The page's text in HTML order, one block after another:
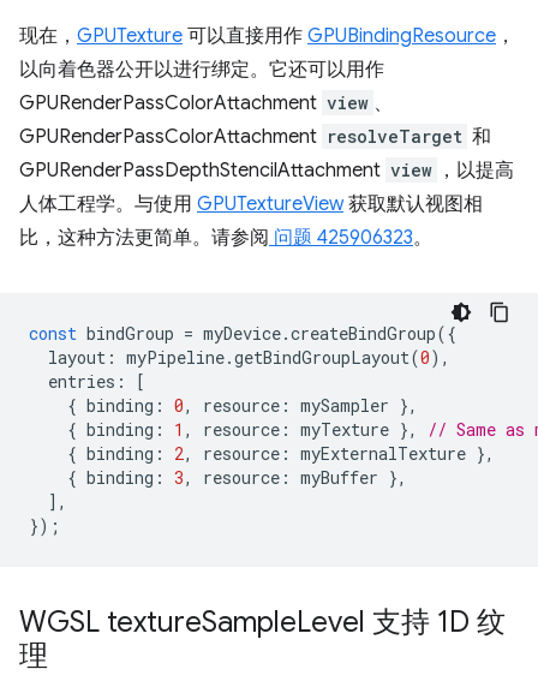
现在， GPUTexture 可以直接用作 GPUBindingResource ，
以向着色器公开以进行绑定。它还可以用作
GPURenderPassColorAttachment view 、
GPURenderPassColorAttachment resolveTarget 和
GPURenderPassDepthStencilAttachment view ，以提高
人体工程学。与使用 GPUTextureView获取默认视图相
比，这种方法更简单。请参阅 问题 425906323。
const bindGroup = myDevice.createBindGroup({
layout : myPipeline.getBindGroupLayout(0),
entries :
[
{ binding : 0, resource : mySampler },
{ binding : 1 , resource : myTexture },
// Same as
{ binding : 2, resource : myExternalTexture },
{ binding : 3, resource : myBuffer },
],
});
WGSL textureSampleLevel 支持 1D 纹
理